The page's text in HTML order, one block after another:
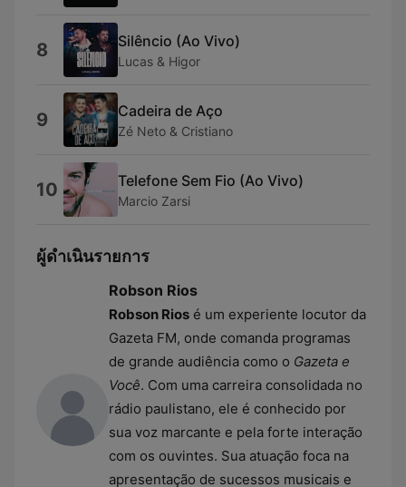
8 Silêncio (Ao Vivo)
Lucas & Higor
9 Cadeira de Aço
Zé Neto & Cristiano
10 Telefone Sem Fio (Ao Vivo)
Marcio Zarsi
ผู้ดำเนินรายการ
Robson Rios
Robson Rios é um experiente locutor da
Gazeta FM, onde comanda programas
de grande audiência como o Gazeta e
Você. Com uma carreira consolidada no
rádio paulistano, ele é conhecido por
sua voz marcante e pela forte interação
com os ouvintes. Sua atuação foca na
apresentação de sucessos musicais e